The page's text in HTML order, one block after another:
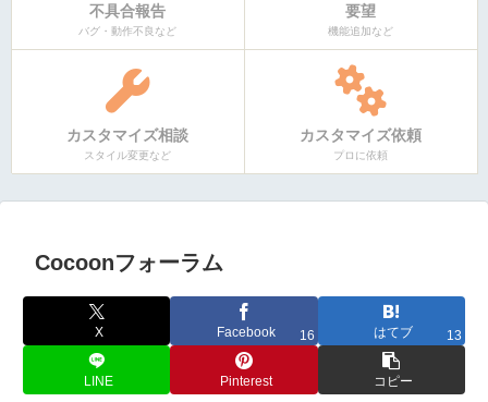
不具合報告
バグ・動作不良など
要望
機能追加など
カスタマイズ相談
スタイル変更など
カスタマイズ依頼
プロに依頼
Cocoonフォーラム
X Facebook 16 はてブ 13
LINE Pinterest コピー